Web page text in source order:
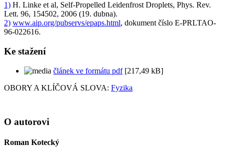
1) H. Linke et al, Self-Propelled Leidenfrost Droplets, Phys. Rev.
Lett. 96, 154502, 2006 (19. dubna).
2) www.aip.org/pubservs/epaps.html, dokument číslo E-PRLTAO-
96-022616.
Ke stažení
článek ve formátu pdf[217,49 kB]
OBORY A KLÍČOVÁ SLOVA: Fyzika
O autorovi
Roman Kotecký